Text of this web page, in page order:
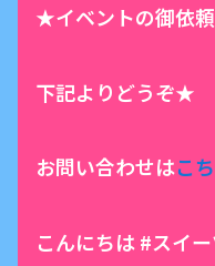
★イベントの御依
下記よりどうぞ★
お問い合わせはこ
こんにちは #スイ